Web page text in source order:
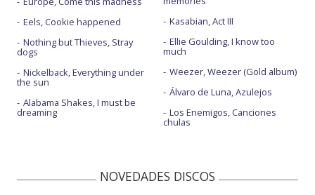
Eels, Cookie happened
Nothing but Thieves, Stray
dogs
Nickelback, Everything under
the sun
Alabama Shakes, I must be
dreaming
Kasabian, Act III
Ellie Goulding, I know too
much
Weezer, Weezer (Gold album)
Álvaro de Luna, Azulejos
Los Enemigos, Canciones
chulas
NOVEDADES DISCOS